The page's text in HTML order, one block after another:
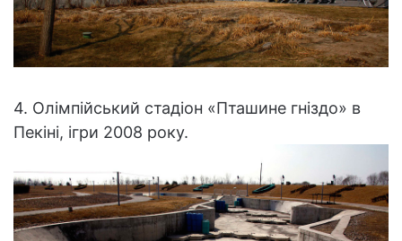
4. Олімпійський стадіон «Пташине гніздо» в
Пекіні, ігри 2008 року.